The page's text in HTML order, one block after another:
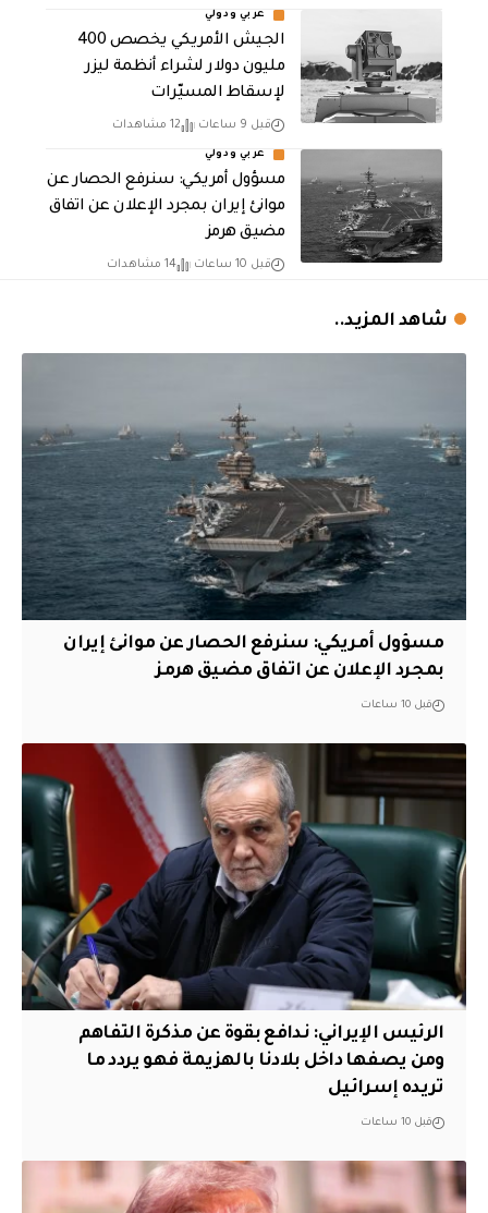
عربي ودولي
الجيش الأمريكي يخصص 400
مليون دولار لشراء أنظمة ليزر
لإسقاط المسيّرات
قبل 9 ساعات 12 مشاهدات
عربي ودولي
مسؤول أمريكي: سنرفع الحصار عن
موانئ إيران بمجرد الإعلان عن اتفاق
مضيق هرمز
قبل 10 ساعات 14 مشاهدات
شاهد المزيد..
مسؤول أمريكي: سنرفع الحصار عن موانئ إيران
بمجرد الإعلان عن اتفاق مضيق هرمز
قبل 10 ساعات
الرئيس الإيراني: ندافع بقوة عن مذكرة التفاهم
ومن يصفها داخل بلادنا بالهزيمة فهو يردد ما
تريده إسرائيل
قبل 10 ساعات